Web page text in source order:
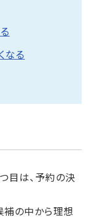
なる
目は、予約の決
補の中から理想